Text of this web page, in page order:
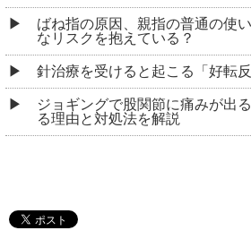
ばね指の原因、親指の普通の使
なリスクを抱えている？
針治療を受けると起こる「好転
ジョギングで股関節に痛みが出
る理由と対処法を解説